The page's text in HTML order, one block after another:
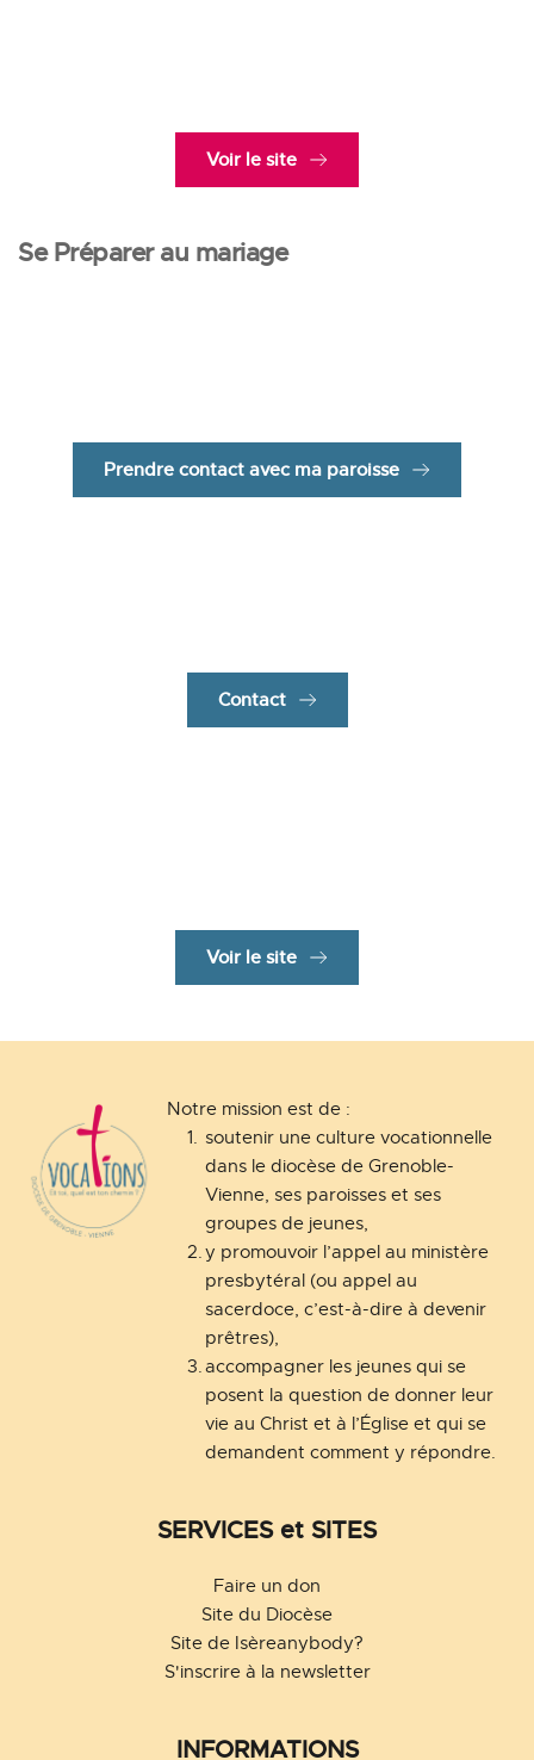
Voir le site
Se Préparer au mariage
Prendre contact avec ma paroisse
Contact
Voir le site
Notre mission est de :
soutenir une culture vocationnelle
dans le diocèse de Grenoble-
Vienne, ses paroisses et ses
groupes de jeunes,
y promouvoir l’appel au ministère
presbytéral (ou appel au
sacerdoce, c’est-à-dire à devenir
prêtres),
accompagner les jeunes qui se
posent la question de donner leur
vie au Christ et à l’Église et qui se
demandent comment y répondre.
SERVICES et SITES
Faire un don
Site du Diocèse
Site de Isèreanybody?
S'inscrire à la newsletter
INFORMATIONS